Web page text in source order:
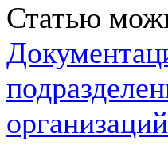
Статью
организаций